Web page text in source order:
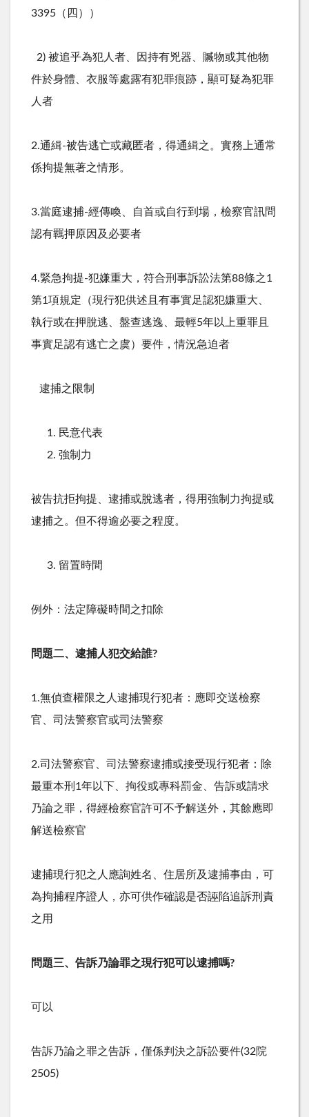
3395 （四））
2) 被追乎為犯人者、因持有兇器、贓物或其他物
件於身體、衣服等處露有犯罪痕跡，顯可疑為犯罪
人者
2.通緝-被告逃亡或藏匿者，得通緝之。實務上通常
係拘提無著之情形。
3.當庭逮捕-經傳喚、自首或自行到場，檢察官訊問
認有羈押原因及必要者
4.緊急拘提-犯嫌重大，符合刑事訴訟法第88條之1
第1項規定（現行犯供述且有事實足認犯嫌重大、
執行或在押脫逃、盤查逃逸、最輕5年以上重罪且
事實足認有逃亡之虞）要件，情況急迫者
逮捕之限制
民意代表
強制力
被告抗拒拘提、逮捕或脫逃者，得用強制力拘提或
逮捕之。但不得逾必要之程度。
留置時間
例外：法定障礙時間之扣除
問題二、逮捕人犯交給誰?
1.無偵查權限之人逮捕現行犯者：應即交送檢察
官、司法警察官或司法警察
2.司法警察官、司法警察逮捕或接受現行犯者：除
最重本刑 1年以下、拘役或專科罰金、告訴或請求
乃論之罪，得經檢察官許可不予解送外，其餘應即
解送檢察官
逮捕現行犯之人應詢姓名、住居所及逮捕事由，可
為拘捕程序證人，亦可供作確認是否誣陷追訴刑責
之用
問題三、告訴乃論罪之現行犯可以逮捕嗎?
可以
告訴乃論之罪之告訴，僅係判決之訴訟要件(32院
2505)